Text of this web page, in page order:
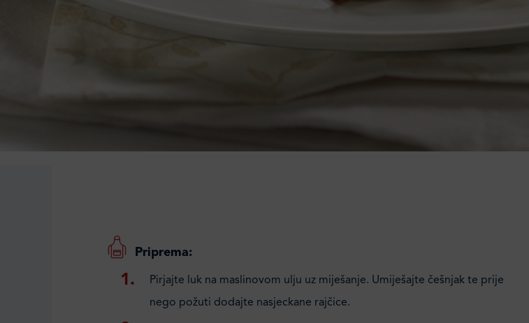
Priprema:
Pirjajte luk na maslinovom ulju uz miješanje. Umiješajte češnjak te prije
nego požuti dodajte nasjeckane rajčice.